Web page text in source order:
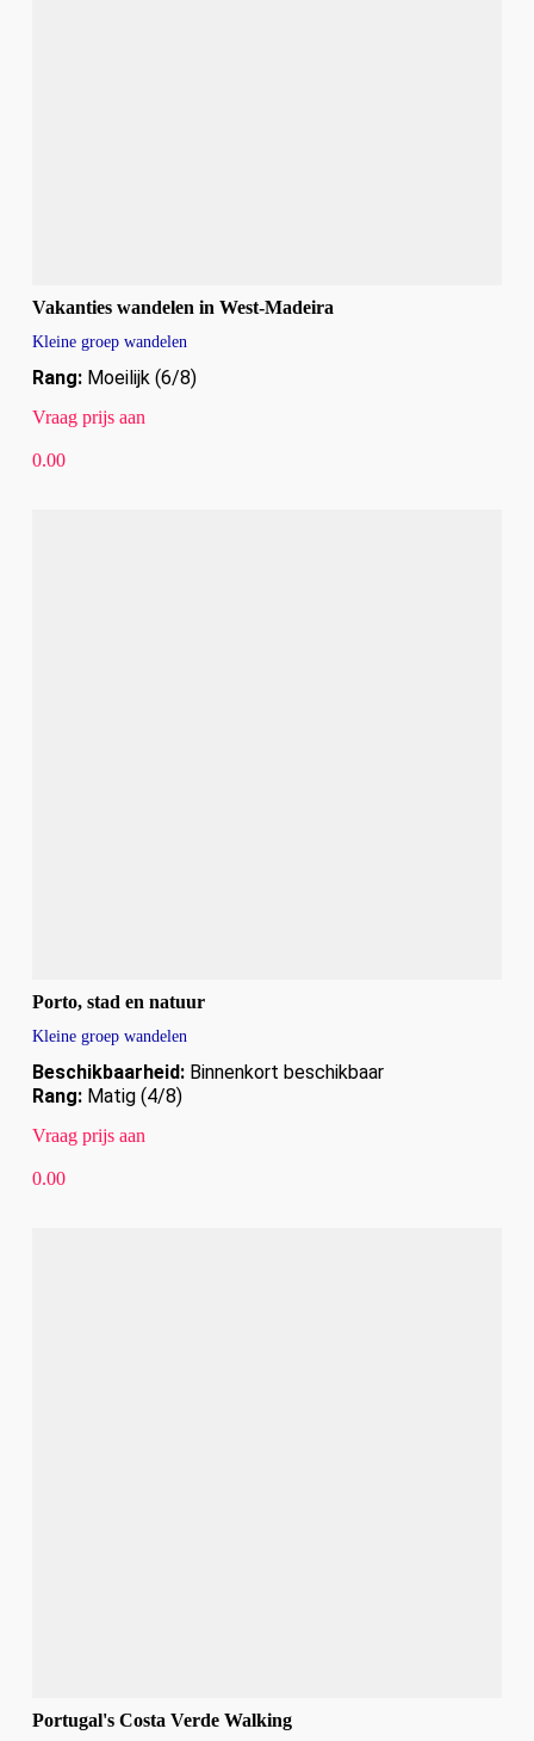
Vakanties wandelen in West-Madeira
Kleine groep wandelen
Rang:Moeilijk (6/8)
Vraag prijs aan
0.00
Porto, stad en natuur
Kleine groep wandelen
Beschikbaarheid:Binnenkort beschikbaar
Rang:Matig (4/8)
Vraag prijs aan
0.00
Portugal's Costa Verde Walking